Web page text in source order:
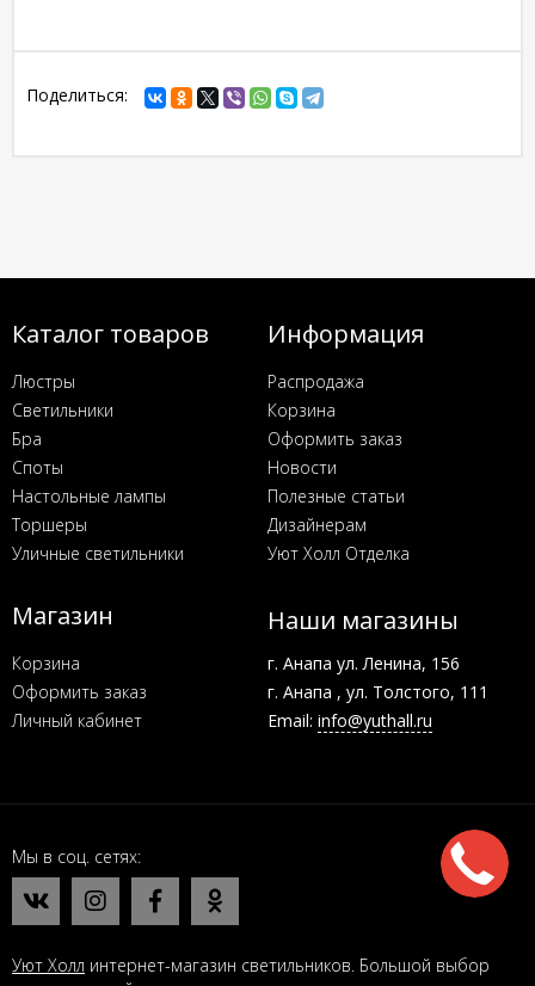
Поделиться:
Каталог товаров
Люстры
Светильники
Бра
Споты
Настольные лампы
Торшеры
Уличные светильники
Информация
Распродажа
Корзина
Оформить заказ
Новости
Полезные статьи
Дизайнерам
Уют Холл Отделка
Магазин
Корзина
Оформить заказ
Личный кабинет
Наши магазины
г. Анапа ул. Ленина, 156
г. Анапа , ул. Толстого, 111
Email: info@yuthall.ru
Мы в соц. сетях
Уют Холл интернет-магазин светильников. Большой выбор